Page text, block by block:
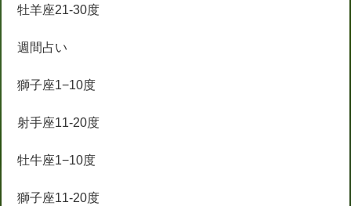
牡羊座21-30度
週間占い
獅子座1−10度
射手座11-20度
牡牛座1−10度
獅子座11-20度